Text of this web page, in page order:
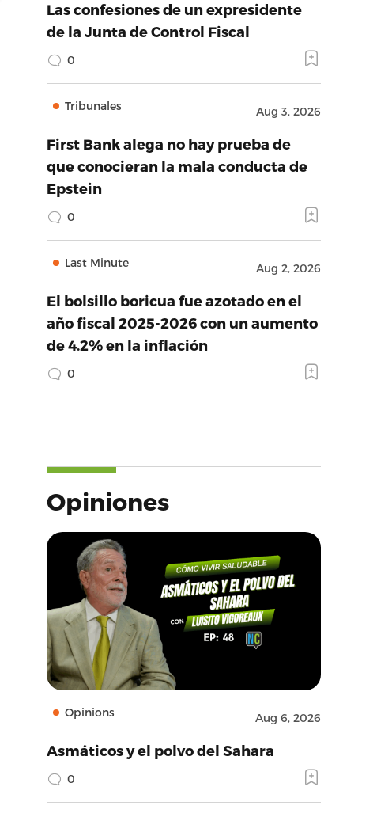
Las confesiones de un expresidente
de la Junta de Control Fiscal
0
Tribunales Aug 3, 2026
First Bank alega no hay prueba de
que conocieran la mala conducta de
Epstein
0
Last Minute Aug 2, 2026
El bolsillo boricua fue azotado en el
año fiscal 2025-2026 con un aumento
de 4.2% en la inflación
0
Opiniones
Opinions Aug 6, 2026
Asmáticos y el polvo del Sahara
0